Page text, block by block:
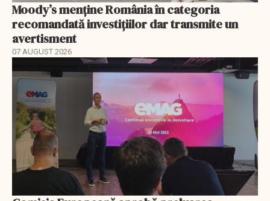
Moody’s menține România în categoria
recomandată investițiilor dar transmite un
avertisment
07 AUGUST 2026